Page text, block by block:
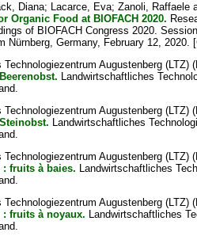
Diana; Lacarce, Eva;Zanoli, Raffaele
Organic Food at BIOFACH 2020.
of BIOFACH Congress 2020.
Nürnberg, Germany, February 12, 2020.
Technologiezentrum Augustenberg (LTZ)
Landwirtschaftliches
Technologiezentrum Augustenberg (LTZ)
Landwirtschaftliches
Technologiezentrum Augustenberg (LTZ)
fruits à baies. Landwirtschaftliches
Technologiezentrum Augustenberg (LTZ)
fruits à noyaux. Landwirtschaftliches